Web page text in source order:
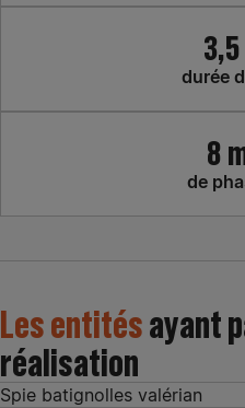
durée
8
de
Les entitésayant
réalisation
Spie batignolles valérian